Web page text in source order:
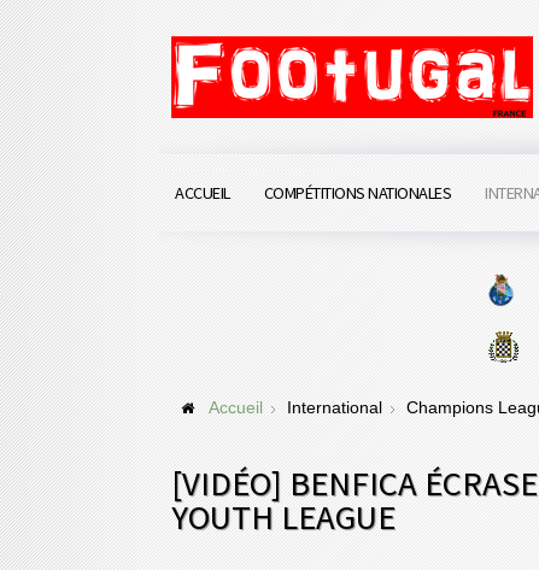
ACCUEIL COMPÉTITIONS NATIONALES
Accueil International Champions
[VIDÉO] BENFICA
YOUTH LEAGUE